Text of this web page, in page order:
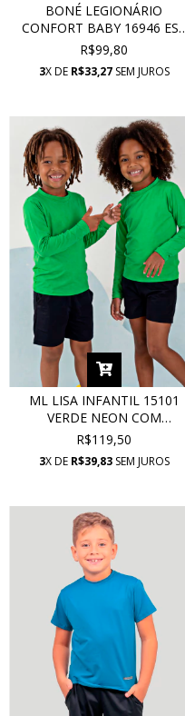
BONÉ LEGIONÁRIO
CONFORT BABY 16946 EST
AZUL ROYAL BECK COM
PROTEÇÃO UV
R$99,80
3X DE R$33,27SEM JUROS
ML LISA INFANTIL 15101
VERDE NEON COM
PROTEÇÃO UV
R$119,50
3X DE R$39,83SEM JUROS